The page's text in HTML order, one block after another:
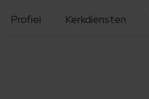
Profiel Kerkdiensten